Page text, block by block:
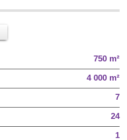
750 m²
4 000 m²
7
24
1